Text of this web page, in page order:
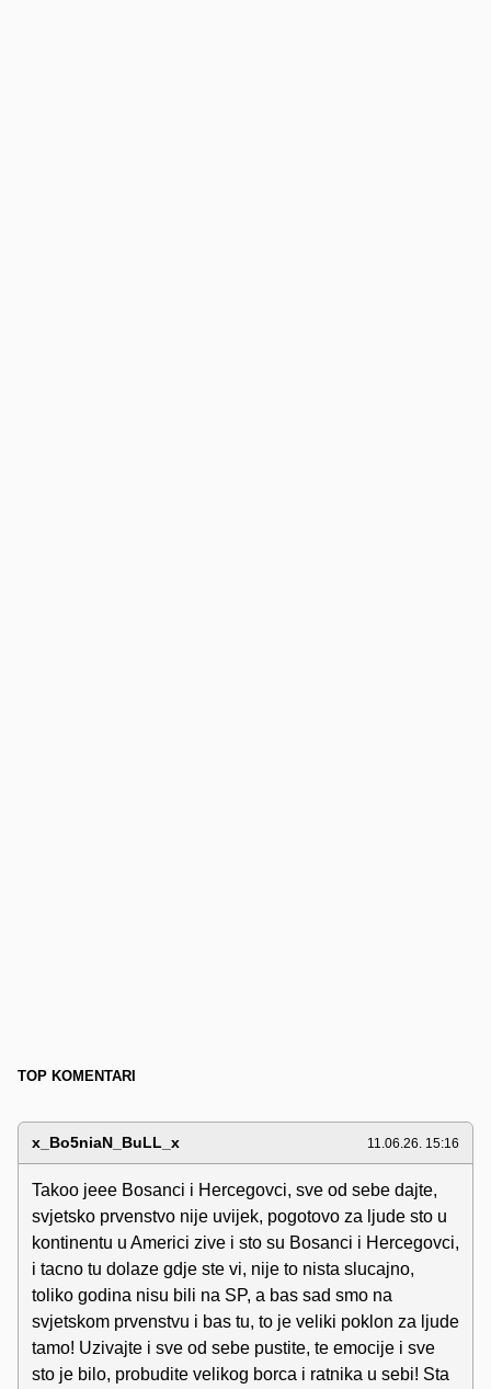
TOP KOMENTARI
x_Bo5niaN_BuLL_x 11.06.26. 15:16
Takoo jeee Bosanci i Hercegovci, sve od sebe dajte,
svjetsko prvenstvo nije uvijek, pogotovo za ljude sto u
kontinentu u Americi zive i sto su Bosanci i Hercegovci,
i tacno tu dolaze gdje ste vi, nije to nista slucajno,
toliko godina nisu bili na SP, a bas sad smo na
svjetskom prvenstvu i bas tu, to je veliki poklon za ljude
tamo! Uzivajte i sve od sebe pustite, te emocije i sve
sto je bilo, probudite velikog borca i ratnika u sebi! Sta